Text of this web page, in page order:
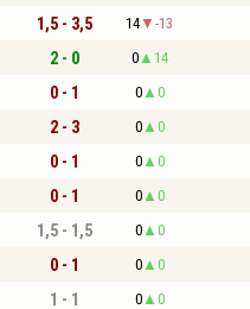
1,5 - 3,5 14 -13
2 - 0 0 14
0 - 1 0 0
2 - 3 0 0
0 - 1 0 0
0 - 1 0 0
1,5 - 1,5 0 0
0 - 1 0 0
1 - 1 0 0